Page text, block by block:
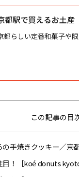
都駅で買えるお土産
都らしい定番和菓子や
この記事の目
の手焼きクッキー／京
目！［koé donuts